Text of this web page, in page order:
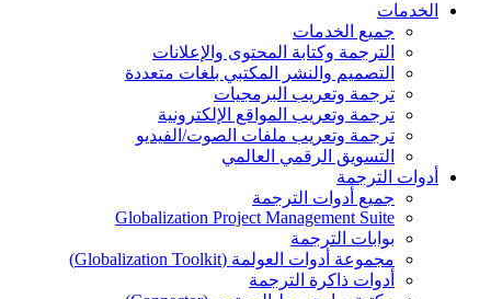
الخدمات
جميع الخدمات
الترجمة وكتابة المحتوى والإعلانات
التصميم والنشر المكتبي بلغات متعددة
ترجمة وتعريب البرمجيات
ترجمة وتعريب المواقع الإلكترونية
ترجمة وتعريب ملفات الصوت/الفيديو
التسويق الرقمي العالمي
أدوات الترجمة
جميع أدوات الترجمة
Globalization Project Management Suite
بوابات الترجمة
مجموعة أدوات العولمة (Globalization Toolkit)
أدوات ذاكرة الترجمة